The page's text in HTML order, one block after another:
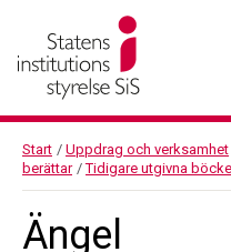
Start / Uppdrag och verksamhet
berättar / Tidigare utgivna
Ängel